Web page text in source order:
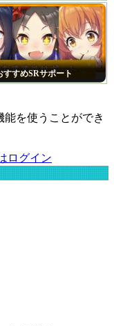
すすめSRサポート
を使うことができ
ログイン